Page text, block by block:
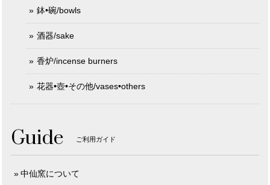
鉢•碗/bowls
酒器/sake
香炉/incense burners
花器•壺•その他/vases•others
Guide ご利用ガイド
中仙窯について